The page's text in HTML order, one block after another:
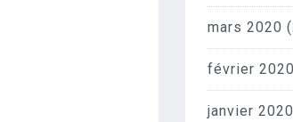
mars 2020
février 2020
janvier 2020